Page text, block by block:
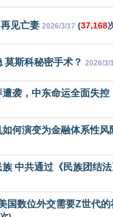
见亡妻 2026/3/17 (37,168
莫斯科秘密手术？ 2026/3/
袭，中东命运全面失控
何演变为金融体系性风
中共通过《民族团结法
国数位外交需要Z世代的